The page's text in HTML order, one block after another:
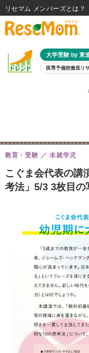
大学受験 by 東
医専予備校徹底リ
8月
こぐま会代表の講
考法」5/3 3枚目の
教育・受験 未就学児
リセマム メンバーズ